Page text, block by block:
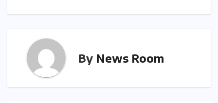
By News Room